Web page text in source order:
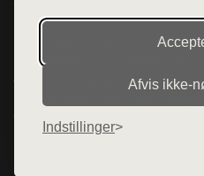
Afvis
Indstillinger
Denne side er en del af
hjemmesider med
diverse webshops. Der sælges
henviser til de shops, som
varerne på lager.